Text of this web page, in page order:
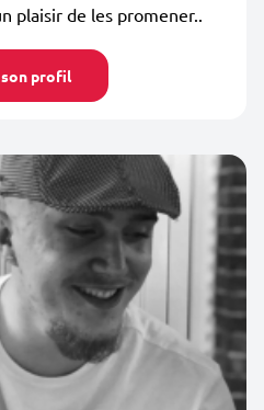
plaisir de les promener..
profil